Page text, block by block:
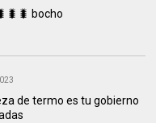
bocho
de termo es tu gobierno